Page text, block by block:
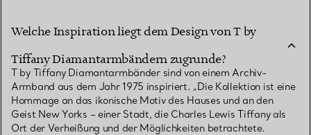
Welche Inspiration liegt dem Design von T by
Tiffany Diamantarmbändern zugrunde?
T by Tiffany Diamantarmbänder sind von einem Archiv-
Armband aus dem Jahr 1975 inspiriert. „Die Kollektion ist eine
Hommage an das ikonische Motiv des Hauses und an den
Geist New Yorks – einer Stadt, die Charles Lewis Tiffany als
Ort der Verheißung und der Möglichkeiten betrachtete.